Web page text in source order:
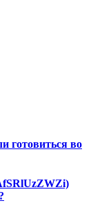
готовиться во